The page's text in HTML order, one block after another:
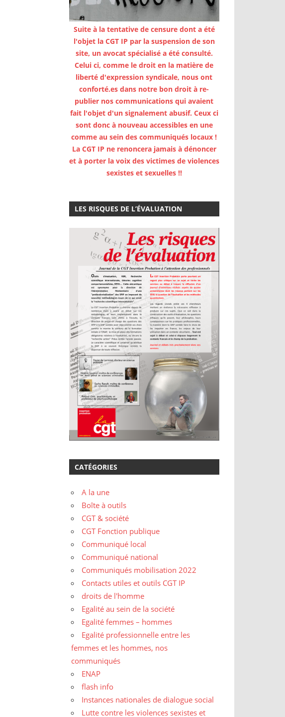
Suite à la tentative de censure dont a été
l'objet la CGT IP par la suspension de son
site, un avocat spécialisé a été consulté.
Celui ci, comme le droit en la matière de
liberté d'expression syndicale, nous ont
conforté.es dans notre bon droit à re-
publier nos communications qui avaient
fait l'objet d'un signalement abusif. Ceux ci
sont donc à nouveau accessibles en une
comme au sein des communiqués locaux !
La CGT IP ne renoncera jamais à dénoncer
et à porter la voix des victimes de violences
sexistes et sexuelles !!
LES RISQUES DE L’ÉVALUATION
CATÉGORIES
A la une
Boîte à outils
CGT & société
CGT Fonction publique
Communiqué local
Communiqué national
Communiqués mobilisation 2022
Contacts utiles et outils CGT IP
droits de l'homme
Egalité au sein de la société
Egalité femmes – hommes
Egalité professionnelle entre les
femmes et les hommes, nos
communiqués
ENAP
flash info
Instances nationales de dialogue social
Lutte contre les violences sexistes et